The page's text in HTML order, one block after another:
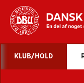
KLUB/HOLD